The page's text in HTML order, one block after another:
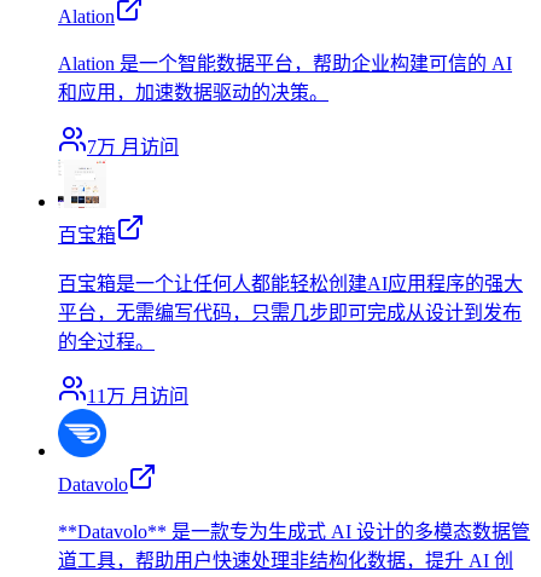
Alation
Alation 是一个智能数据平台，帮助企业构建可信的 AI
和应用，加速数据驱动的决策。
7万 月访问
百宝箱
百宝箱是一个让任何人都能轻松创建AI应用程序的强大
平台，无需编写代码，只需几步即可完成从设计到发布
的全过程。
11万 月访问
Datavolo
**Datavolo** 是一款专为生成式 AI 设计的多模态数据管
道工具，帮助用户快速处理非结构化数据，提升 AI 创